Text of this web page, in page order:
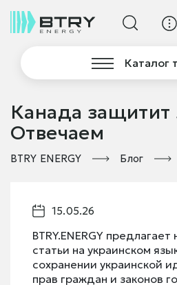
Каталог
Канада защитит
Отвечаем
BTRY ENERGY Блог
15.05.26
BTRY.ENERGY
статьи на украинском
сохранении украинской
прав граждан и законов